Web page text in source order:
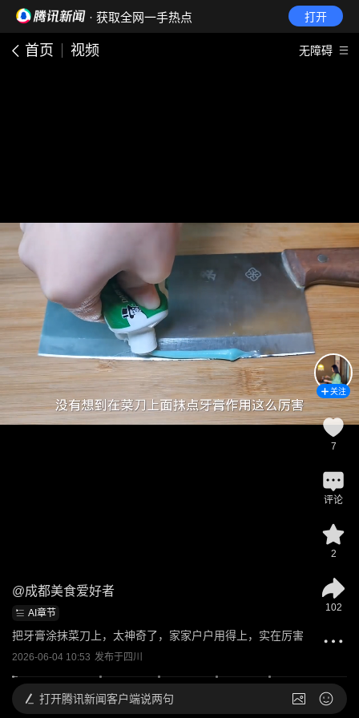
· 获取全网一手热点 打开
首页 视频 无障碍
@成都美食爱好者
AI章节
把牙膏涂抹菜刀上，太神奇了，家家户户用得上，实在厉害
2026-06-04 10:53 发布于四川
关注
7
评论
2
102
打开腾讯新闻客户端说两句